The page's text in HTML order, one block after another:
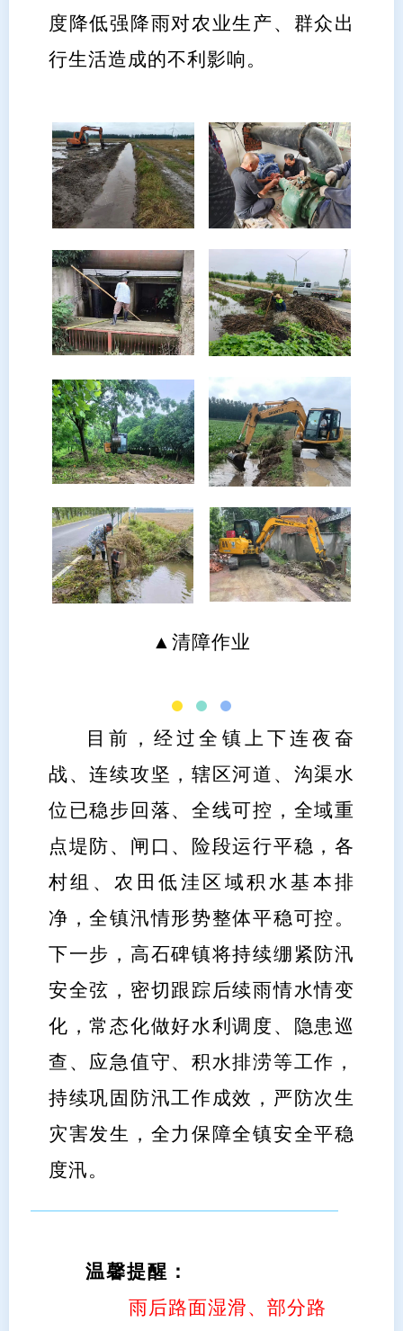
度降低强降雨对农业生产、群众出
行生活造成的不利影响。
▲ 清障作业
目前，经过全镇上下连夜奋
战、连续攻坚，辖区河道、沟渠水
位已稳步回落、全线可控，全域重
点堤防、闸口、险段运行平稳，各
村组、农田低洼区域积水基本排
净，全镇汛情形势整体平稳可控。
下一步，高石碑镇将持续绷紧防汛
安全弦，密切跟踪后续雨情水情变
化，常态化做好水利调度、隐患巡
查、应急值守、积水排涝等工作，
持续巩固防汛工作成效，严防次生
灾害发生，全力保障全镇安全平稳
度汛。
温馨提醒：
雨后路面湿滑、部分路